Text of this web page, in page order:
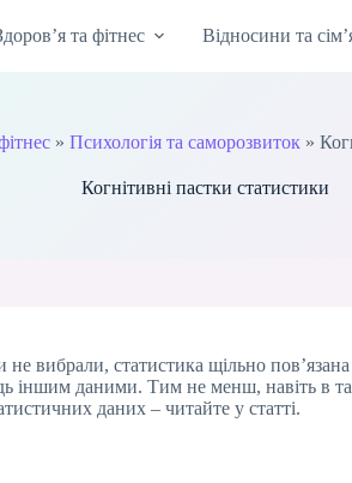
та фітнес Відносини та
»Психологія та саморозвиток »
Когнітивні пастки статистики
вибрали, статистика щільно
іншим даними. Тим не менш, навіть в
даних – читайте у статті.